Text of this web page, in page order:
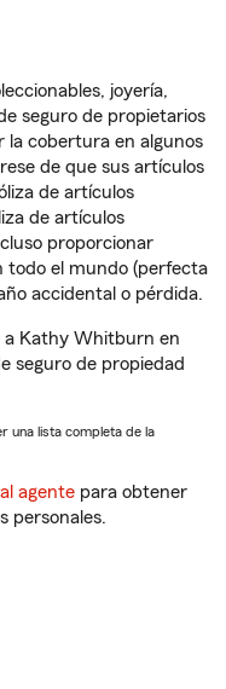
joyería,
seguro de propietarios
la cobertura en algunos
de que sus artículos
de artículos
de artículos
proporcionar
todo el mundo (perfecta
accidental o pérdida.
a Kathy Whitburn en
seguro de propiedad
una lista completa de la
agente para obtener
personales.